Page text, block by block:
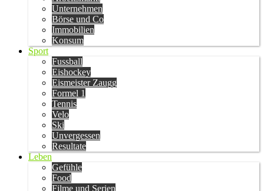
Unternehmen
Börse und Co
Immobilien
Konsum
Sport
Fussball
Eishockey
Eismeister Zaugg
Formel 1
Tennis
Velo
Ski
Unvergessen
Resultate
Leben
Gefühle
Food
Filme und Serien